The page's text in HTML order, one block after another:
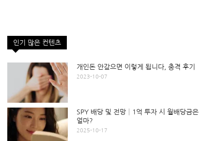
인기 많은 컨텐츠
개인돈 안갚으면 이렇게 됩니다, 충격 후기
2023-10-07
SPY 배당 및 전망│1억 투자 시 월배당금은
얼마?
2025-10-17